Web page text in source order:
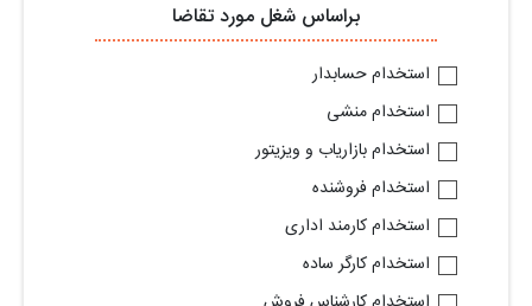
براساس شغل مورد تقاضا
استخدام حسابدار
استخدام منشی
استخدام بازاریاب و ویزیتور
استخدام فروشنده
استخدام کارمند اداری
استخدام کارگر ساده